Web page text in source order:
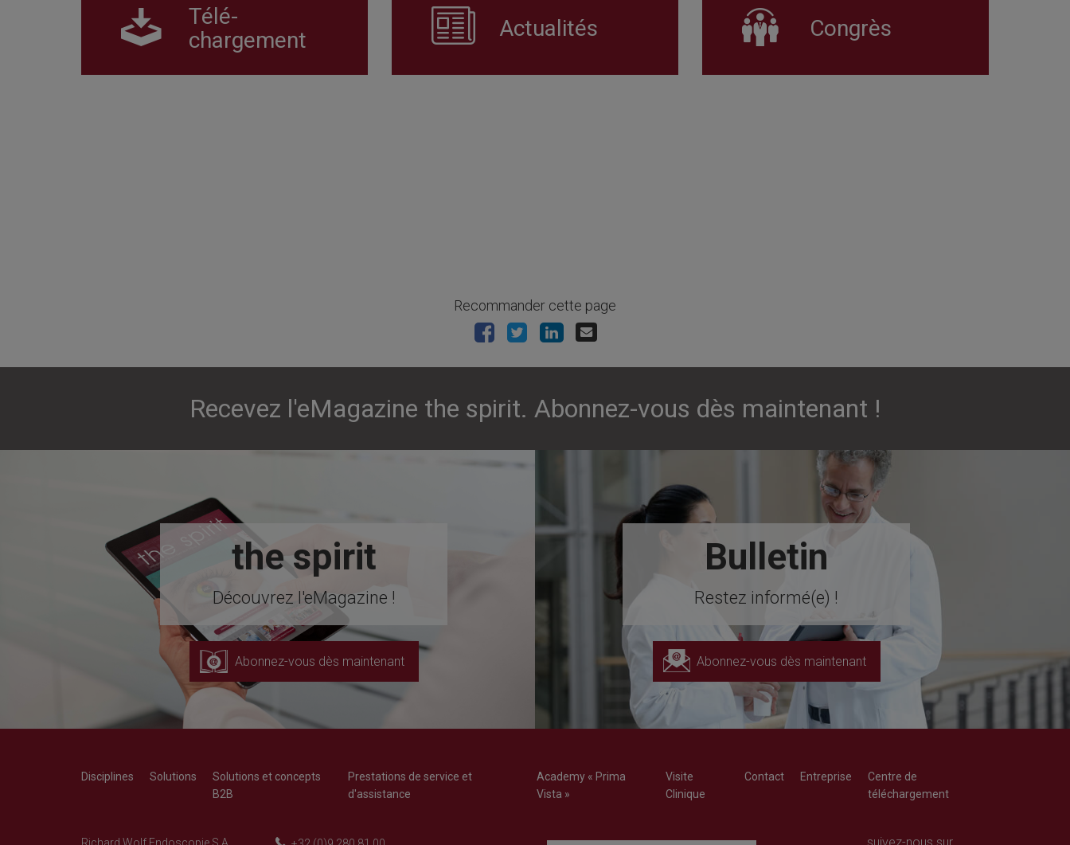
Télé-
chargement
Actualités Congrès
Recommander cette page
Recevez l'eMagazine the spirit. Abonnez-vous dès maintenant !
the spirit
Découvrez l'eMagazine !
Abonnez-vous dès maintenant
Bulletin
Restez informé(e) !
Abonnez-vous dès maintenant
Disciplines Solutions
Solutions et concepts
B2B
Prestations de service et
d'assistance
Academy « Prima
Vista »
Visite
Clinique
Contact Entreprise
Centre de
téléchargement